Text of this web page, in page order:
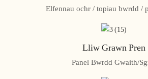
Elfennau ochr / topiau bwrdd /
Lliw Grawn Pren
Panel Bwrdd Gwaith/